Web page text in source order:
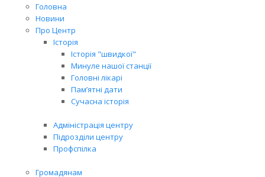
Головна
Новини
Про Центр
Історія
Історія "швидкої"
Минуле нашої станції
Головні лікарі
Пам’ятні дати
Сучасна історія
Адміністрація центру
Підрозділи центру
Профспілка
Громадянам